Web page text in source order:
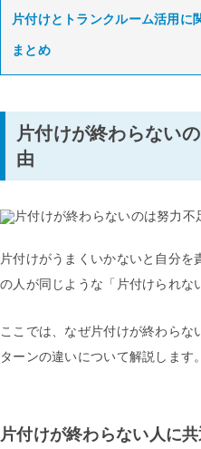
片付けとトランクルーム活用に
まとめ
片付けが終わらない
由
片付けがうまくいかないと自分を
の人が同じような「片付けられな
ここでは、なぜ片付けが終わら
ターンの違いについて解説します。
片付けが終わらない人に